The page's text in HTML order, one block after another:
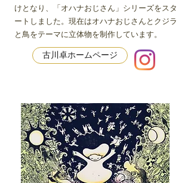
けとなり、「オハナおじさん」シリーズをスタ
ートしました。現在はオハナおじさんとクジラ
と鳥をテーマに立体物を制作しています。
古川卓ホームページ